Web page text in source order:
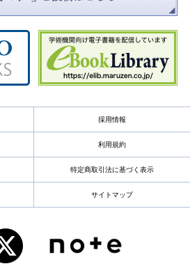
採用情報
利用規約
特定商取引法に基づく表示
サイトマップ